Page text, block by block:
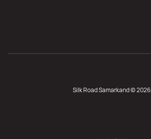
Silk Road Samarkand © 2026